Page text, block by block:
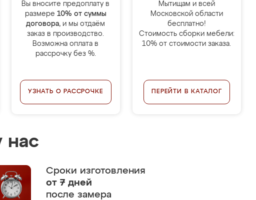
Вы вносите предоплату в
размере 10% от суммы
договора, и мы отдаём
заказ в производство.
Возможна оплата в
рассрочку без %.
УЗНАТЬ О РАССРОЧКЕ
Мытищам и всей
Московской области
бесплатно!
Стоимость сборки мебели:
10% от стоимости заказа.
ПЕРЕЙТИ В КАТАЛОГ
нас
Сроки изготовления
от 7 дней
после замера